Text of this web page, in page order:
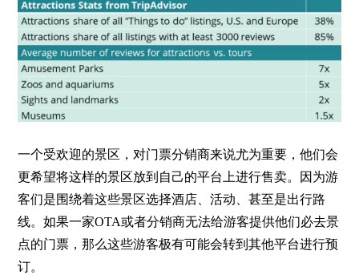
一个受欢迎的景区，对门票分销商来说尤为重要，他们会
更希望将这样的景区放到自己的平台上进行售卖。因为游
客们是围绕着这些景区选择酒店、活动、甚至是出行路
线。如果一家OTA或者分销商无法给游客提供他们必去景
点的门票，那么这些游客极有可能会转到其他平台进行预
订。